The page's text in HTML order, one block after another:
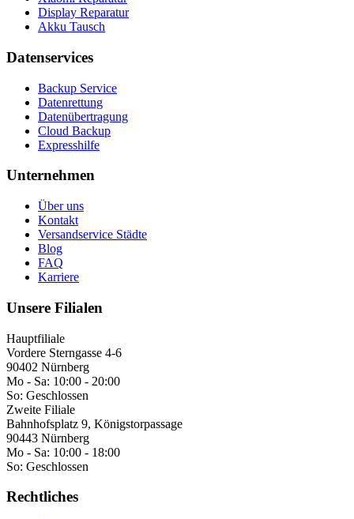
Display Reparatur
Akku Tausch
Datenservices
Backup Service
Datenrettung
Datenübertragung
Cloud Backup
Expresshilfe
Unternehmen
Über uns
Kontakt
Versandservice Städte
Blog
FAQ
Karriere
Unsere Filialen
Hauptfiliale
Vordere Sterngasse 4-6
90402 Nürnberg
Mo - Sa: 10:00 - 20:00
So: Geschlossen
Zweite Filiale
Bahnhofsplatz 9, Königstorpassage
90443 Nürnberg
Mo - Sa: 10:00 - 18:00
So: Geschlossen
Rechtliches